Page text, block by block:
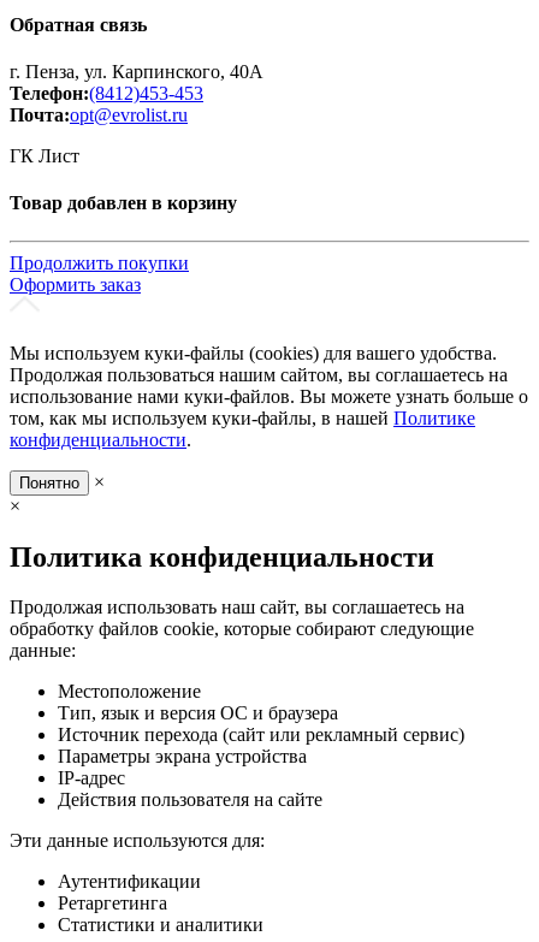
Обратная связь
г. Пенза, ул. Карпинского, 40А
Телефон:(8412)453-453
Почта:opt@evrolist.ru
ГК Лист
Товар добавлен в корзину
Продолжить покупки
Оформить заказ
Мы используем куки-файлы (cookies) для вашего удобства.
Продолжая пользоваться нашим сайтом, вы соглашаетесь на
использование нами куки-файлов. Вы можете узнать больше о
том, как мы используем куки-файлы, в нашей Политике
конфиденциальности.
Понятно
×
×
Политика конфиденциальности
Продолжая использовать наш сайт, вы соглашаетесь на
обработку файлов cookie, которые собирают следующие
данные:
Местоположение
Тип, язык и версия ОС и браузера
Источник перехода (сайт или рекламный сервис)
Параметры экрана устройства
IP-адрес
Действия пользователя на сайте
Эти данные используются для:
Аутентификации
Ретаргетинга
Статистики и аналитики